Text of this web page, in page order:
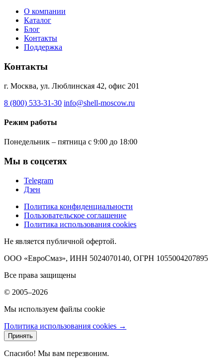
О компании
Каталог
Блог
Контакты
Поддержка
Контакты
г. Москва, ул. Люблинская 42, офис 201
8 (800) 533-31-30 info@shell-moscow.ru
Режим работы
Понедельник – пятница с 9:00 до 18:00
Мы в соцсетях
Telegram
Дзен
Политика конфиденциальности
Пользовательское соглашение
Политика использования cookies
Не является публичной офертой.
ООО «ЕвроСмаз», ИНН 5024070140, ОГРН 1055004207895
Все права защищены
© 2005–2026
Мы используем файлы cookie
Политика использования cookies →
Принять
Спасибо! Мы вам перезвоним.